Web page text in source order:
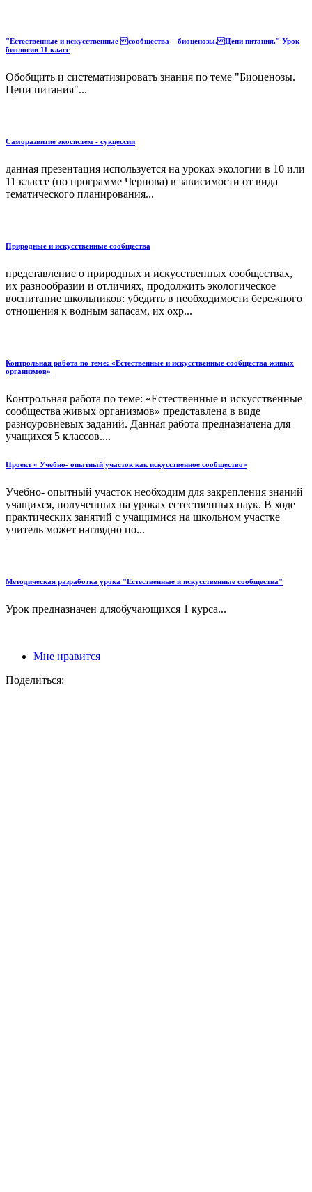
"Естественные и искусственные сообщества – биоценозы. Цепи питания." Урок
биологии 11 класс
Обобщить и систематизировать знания по теме "Биоценозы.
Цепи питания"...
Саморазвитие экосистем - сукцессии
данная презентация используется на уроках экологии в 10 или
11 классе (по программе Чернова) в зависимости от вида
тематического планирования...
Природные и искусственные сообщества
представление о природных и искусственных сообществах,
их разнообразии и отличиях, продолжить экологическое
воспитание школьников: убедить в необходимости бережного
от­ношения к водным запасам, их охр...
Контрольная работа по теме: «Естественные и искусственные сообщества живых
организмов»
Контрольная работа по теме: «Естественные и искусственные
сообщества живых организмов» представлена в виде
разноуровневых заданий. Данная работа предназначена для
учащихся 5 классов....
Проект « Учебно- опытный участок как искусственное сообщество»
Учебно- опытный участок необходим для закрепления знаний
учащихся, полученных на уроках естественных наук. В ходе
практических занятий с учащимися на школьном участке
учитель может наглядно по...
Методическая разработка урока "Естественные и искусственные сообщества"
Урок предназначен дляобучающихся 1 курса...
Мне нравится
Поделиться: